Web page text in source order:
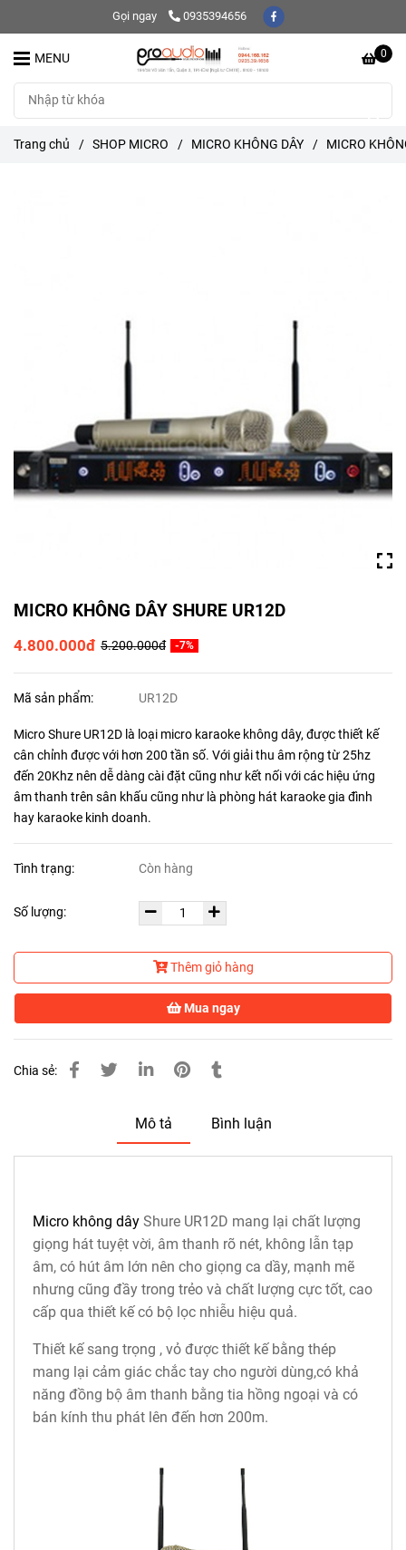
Gọi ngay 0935394656
0
MENU
Trang chủ / SHOP MICRO / MICRO KHÔNG DÂY / MICRO
MICRO KHÔNG DÂY SHURE UR12D
4.800.000đ 5.200.000đ -7%
Mã sản phẩm: UR12D
Micro Shure UR12D là loại micro karaoke không dây, được thiết kế
cân chỉnh được với hơn 200 tần số. Với giải thu âm rộng từ 25hz
đến 20Khz nên dễ dàng cài đặt cũng như kết nối với các hiệu ứng
âm thanh trên sân khấu cũng như là phòng hát karaoke gia đình
hay karaoke kinh doanh.
Tình trạng: Còn hàng
Số lượng:
Thêm giỏ hàng
Mua ngay
Chia sẻ:
Mô tả Bình luận
Micro không dây Shure UR12D mang lại chất lượng
giọng hát tuyệt vời, âm thanh rõ nét, không lẫn tạp
âm, có hút âm lớn nên cho giọng ca dầy, mạnh mẽ
nhưng cũng đầy trong trẻo và chất lượng cực tốt, cao
cấp qua thiết kế có bộ lọc nhiễu hiệu quả.
Thiết kế sang trọng , vỏ được thiết kế bằng thép
mang lại cảm giác chắc tay cho người dùng,có khả
năng đồng bộ âm thanh bằng tia hồng ngoại và có
bán kính thu phát lên đến hơn 200m.